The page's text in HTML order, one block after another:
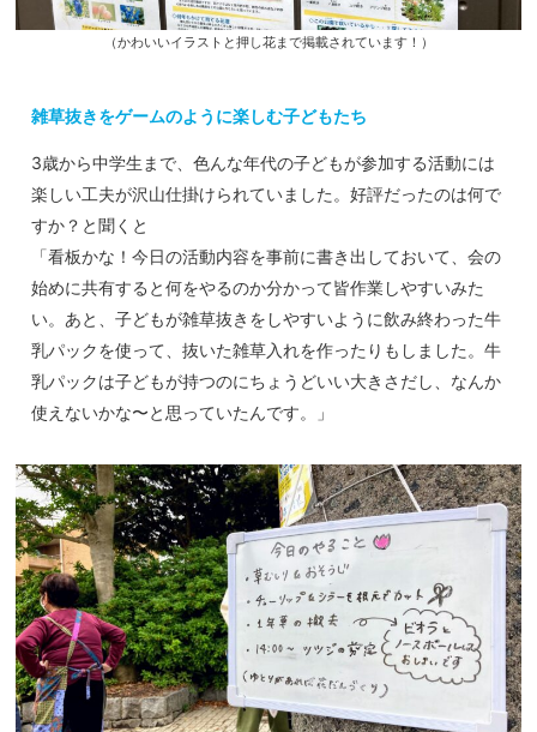
（かわいいイラストと押し花まで掲載されています！）
雑草抜きをゲームのように楽しむ子どもたち
3歳から中学生まで、色んな年代の子どもが参加する活動には
楽しい工夫が沢山仕掛けられていました。好評だったのは何で
すか？と聞くと
「看板かな！今日の活動内容を事前に書き出しておいて、会の
始めに共有すると何をやるのか分かって皆作業しやすいみた
い。あと、子どもが雑草抜きをしやすいように飲み終わった牛
乳パックを使って、抜いた雑草入れを作ったりもしました。牛
乳パックは子どもが持つのにちょうどいい大きさだし、なんか
使えないかな〜と思っていたんです。」